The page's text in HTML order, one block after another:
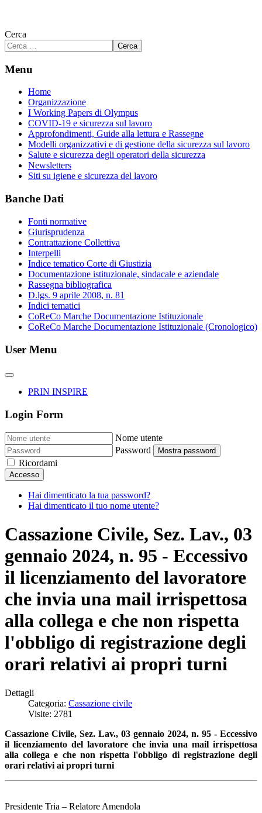
Cerca
Cerca
Menu
Home
Organizzazione
I Working Papers di Olympus
COVID-19 e sicurezza sul lavoro
Approfondimenti, Guide alla lettura e Rassegne
Modelli organizzativi e di gestione della sicurezza sul lavoro
Salute e sicurezza degli operatori della sicurezza
Newsletters
Siti su igiene e sicurezza del lavoro
Banche Dati
Fonti normative
Giurisprudenza
Contrattazione Collettiva
Interpelli
Indice tematico Corte di Giustizia
Documentazione istituzionale, sindacale e aziendale
Rassegna bibliografica
D.lgs. 9 aprile 2008, n. 81
Indici tematici
CoReCo Marche Documentazione Istituzionale
CoReCo Marche Documentazione Istituzionale (Cronologico)
User Menu
PRIN INSPIRE
Login Form
Nome utente
Password
Mostra password
Ricordami
Accesso
Hai dimenticato la tua password?
Hai dimenticato il tuo nome utente?
Cassazione Civile, Sez. Lav., 03
gennaio 2024, n. 95 - Eccessivo
il licenziamento del lavoratore
che invia una mail irrispettosa
alla collega e che non rispetta
l'obbligo di registrazione degli
orari relativi ai propri turni
Dettagli
Categoria: Cassazione civile
Visite: 2781
Cassazione Civile, Sez. Lav., 03 gennaio 2024, n. 95 - Eccessivo
il licenziamento del lavoratore che invia una mail irrispettosa
alla collega e che non rispetta l'obbligo di registrazione degli
orari relativi ai propri turni
Presidente Tria – Relatore Amendola